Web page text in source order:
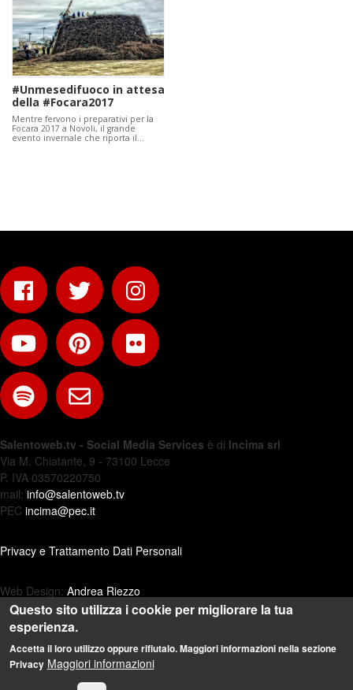
#Unmesedifuoco in attesa
della #Focara2017
Mentre fervono i preparativi per la
Focara 2017 a Novoli, il grande
evento invernale che riporta il…
Salentoweb.tv - Social Media Services è di Incima srl
Via M. Chiatante, 9 - 73100 Lecce
P. IVA 03570220750
mail: info@salentoweb.tv
PEC incima@pec.it
Privacy e Trattamento Dati Personali
Web Design: Andrea Riezzo
Questo sito utilizza i cookie per migliorare la tua
esperienza.
Accetta il loro utilizzo oppure rifiutalo. Maggiori informazioni nella sezione
Privacy Maggiori informazioni